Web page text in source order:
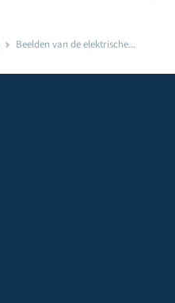
Beelden van de elektrische...